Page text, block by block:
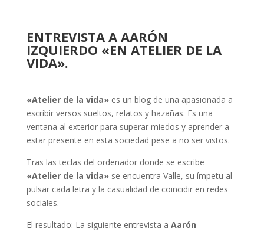
ENTREVISTA A AARÓN
IZQUIERDO «EN ATELIER DE LA
VIDA».
«Atelier de la vida»es un blog de una apasionada a
escribir versos sueltos, relatos y hazañas. Es una
ventana al exterior para superar miedos y aprender a
estar presente en esta sociedad pese a no ser vistos.
Tras las teclas del ordenador donde se escribe
«Atelier de la vida»se encuentra Valle, su ímpetu al
pulsar cada letra y la casualidad de coincidir en redes
sociales.
El resultado: La siguiente entrevista a Aarón